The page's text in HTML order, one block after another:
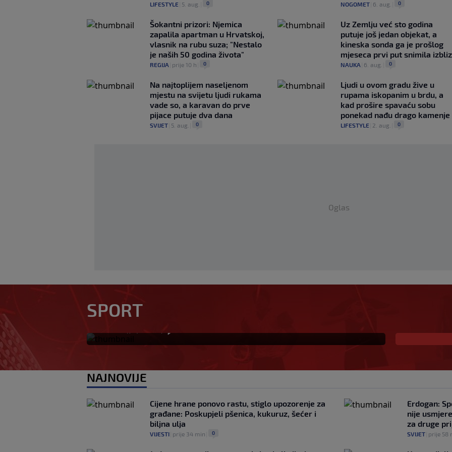
LIFESTYLE 5. aug. 0 NOGOMET| 6. aug. 0
Šokantni prizori: Njemica
zapalila apartman u Hrvatskoj,
vlasnik na rubu suza; "Nestalo
je naših 50 godina života"
REGIJA prije 10 h 0
Uz Zemlju već sto godina
putuje još jedan objekat, a
kineska sonda ga je prošlog
mjeseca prvi put snimila
NAUKA 6. aug. 0
Na najtoplijem naseljenom
mjestu na svijetu ljudi rukama
vade so, a karavan do prve
pijace putuje dva dana
SVIJET 5. aug. 0
Ljudi u ovom gradu žive u
rupama iskopanim u brdu, a
kad prošire spavaću sobu
ponekad nađu drago kamenje
LIFESTYLE| 2. aug. 0
Oglas
SPORT
zadužio broj sa velikom "težinom"
NAJNOVIJE
Cijene hrane ponovo rastu, stiglo upozorenje za
građane: Poskupjeli pšenica, kukuruz, šećer i
biljna ulja
VIJESTI prije 34 min 0
Erdogan:
nije
za druge
SVIJET prije 58